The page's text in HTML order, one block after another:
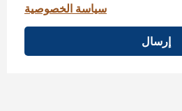
سياسة الخصوصية
إرسال